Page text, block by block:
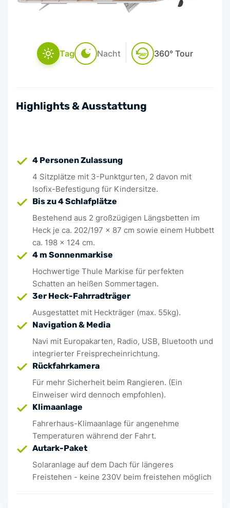
Tag Nacht 360° 360° Tour
Highlights & Ausstattung
4 Personen Zulassung
4 Sitzplätze mit 3-Punktgurten, 2 davon mit
Isofix-Befestigung für Kindersitze.
Bis zu 4 Schlafplätze
Bestehend aus 2 großzügigen Längsbetten im
Heck je ca. 202/197 x 87 cm sowie einem Hubbett
ca. 198 x 124 cm.
4 m Sonnenmarkise
Hochwertige Thule Markise für perfekten
Schatten an heißen Sommertagen.
3er Heck-Fahrradträger
Ausgestattet mit Heckträger (max. 55kg).
Navigation & Media
Navi mit Europakarten, Radio, USB, Bluetooth und
integrierter Freisprecheinrichtung.
Rückfahrkamera
Für mehr Sicherheit beim Rangieren. (Ein
Einweiser wird dennoch empfohlen).
Klimaanlage
Fahrerhaus-Klimaanlage für angenehme
Temperaturen während der Fahrt.
Autark-Paket
Solaranlage auf dem Dach für längeres
Freistehen - keine 230V beim freistehen möglich